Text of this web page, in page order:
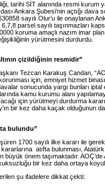
tarihi SİT alanında resmi kurum
Ankara Şubesi’nin açtığı dava
sayılı Olur’u ile onaylanan
parsel sayılı taşınmazları
koruma amaçlı nazım imar
yürütmesini durdurdu.
çizildiğinin resmidir”
Tezcan Karakuş Candan,
için, emniyet hizmet
sonucunda yargı bunları
kamu kurumu alanı
için yürütmeyi durdurma
bir kez daha kaçak olduğunun da
bulundu”
1700 sayılı ilke kararı ile
atıfta bulunması,
önem taşımaktadır. AOÇ’de
bir kez daha ortaya
şu ifadelere dikkat çekti: